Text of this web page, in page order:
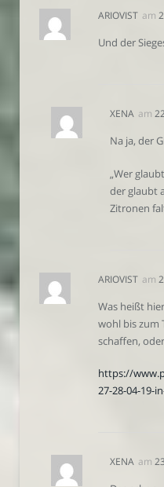
ARIOVIST am
Und der
XENA am
Na ja, der
„Wer
der glaubt
Zitronen
ARIOVIST am
Was heißt
wohl bis zum
schaffen,
https://
27-28-04-19-
XENA am